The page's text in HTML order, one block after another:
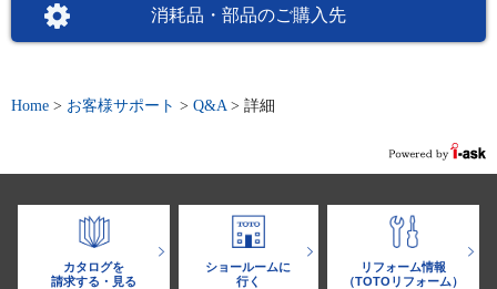
消耗品・部品のご購入先
Home > お客様サポート > Q&A > 詳細
カタログを
請求する・見る
ショールームに
行く
リフォーム情報
（TOTOリフォーム）